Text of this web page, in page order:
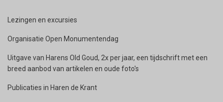
Lezingen en excursies
Organisatie Open Monumentendag
Uitgave van Harens Old Goud, 2x per jaar, een tijdschrift met een
breed aanbod van artikelen en oude foto's
Publicaties in Haren de Krant